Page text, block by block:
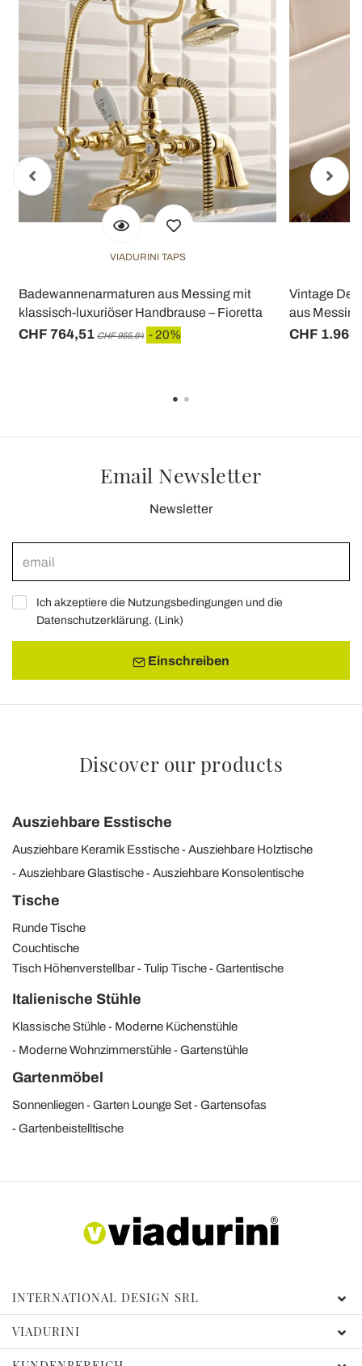
VIADURINI TAPS
Badewannenarmaturen aus Messing mit
klassisch-luxuriöser Handbrause – Fioretta
CHF 764,51 CHF 955,64 - 20%
Vintage
aus
CHF
Email Newsletter
Newsletter
Ich akzeptiere die Nutzungsbedingungen und die
Datenschutzerklärung. (Link)
Einschreiben
Discover our products
Ausziehbare Esstische
Ausziehbare Keramik Esstische
Ausziehbare Holztische
Ausziehbare Glastische
Ausziehbare Konsolentische
Tische
Runde Tische
Couchtische
Tisch Höhenverstellbar
Tulip Tische Gartentische
Italienische Stühle
Klassische Stühle
Moderne Küchenstühle
Moderne Wohnzimmerstühle
Gartenstühle
Gartenmöbel
Sonnenliegen Garten Lounge Set
Gartensofas
Gartenbeistelltische
INTERNATIONAL DESIGN SRL
VIADURINI